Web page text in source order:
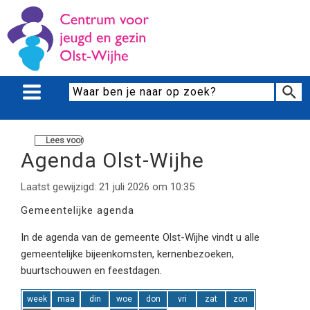
Lees voor
Agenda Olst-Wijhe
Laatst gewijzigd: 21 juli 2026 om 10:35
Gemeentelijke agenda
In de agenda van de gemeente Olst-Wijhe vindt u alle
gemeentelijke bijeenkomsten, kernenbezoeken,
buurtschouwen en feestdagen.
week maa din woe don vri zat
zon